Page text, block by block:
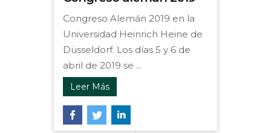
Congreso Alemán 2019 en la
Universidad Heinrich Heine de
Düsseldorf. Los días 5 y 6 de
abril de 2019 se ...
Leer Más